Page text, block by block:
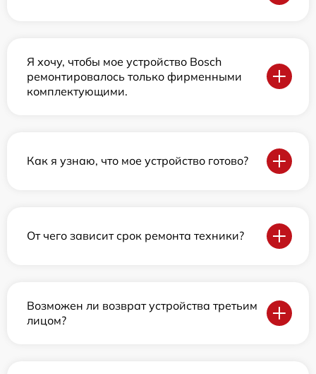
Я хочу, чтобы мое устройство Bosch
ремонтировалось только фирменными
комплектующими.
Как я узнаю, что мое устройство готово?
От чего зависит срок ремонта техники?
Возможен ли возврат устройства третьим
лицом?